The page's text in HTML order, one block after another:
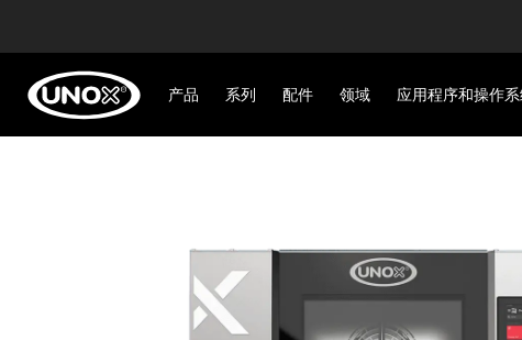
产品 系列 配件 领域 应用程序和操作